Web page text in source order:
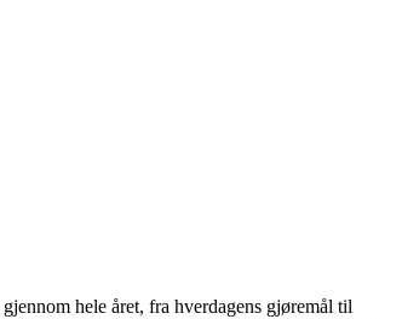
hele året, fra hverdagens gjøremål til